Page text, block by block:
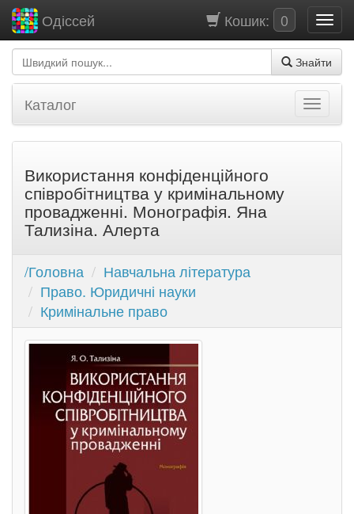
Кошик: 0
Одіссей
Знайти
Каталог
Використання конфіденційного
співробітництва у кримінальному
провадженні. Монографія. Яна
Тализіна. Алерта
/Головна
Навчальна література
Право. Юридичні науки
Кримінальне право